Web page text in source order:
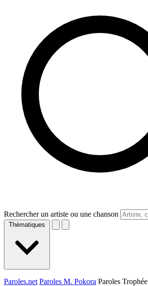
Rechercher un artiste ou une chanson
Thématiques
Paroles.net Paroles M. Pokora Paroles Trophée